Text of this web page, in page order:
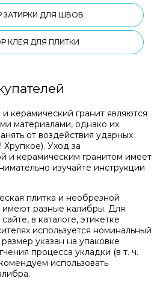
ДЛЯ ШВОВ
КЛЕЯ ДЛЯ ПЛИТКИ
керамический гранит являются
материалами, однако их
от воздействия ударных
Уход за
и керамическим гранитом имеет
изучайте инструкции
плитка и необрезной
имеют разные калибры. Для
в каталоге, этикетке
используется номинальный
указан на упаковке
процесса укладки (в т. ч.
использовать